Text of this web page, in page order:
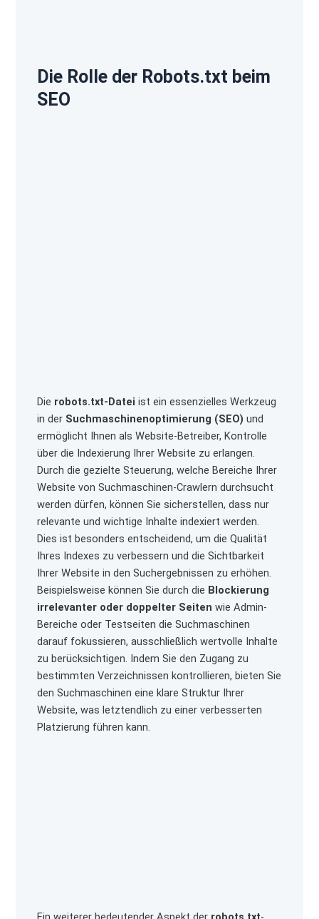
Die Rolle der Robots.txt beim
SEO
Die robots.txt-Datei ist ein essenzielles Werkzeug
in der Suchmaschinenoptimierung (SEO) und
ermöglicht Ihnen als Website-Betreiber, Kontrolle
über die Indexierung Ihrer Website zu erlangen.
Durch die gezielte Steuerung, welche Bereiche Ihrer
Website von Suchmaschinen-Crawlern durchsucht
werden dürfen, können Sie sicherstellen, dass nur
relevante und wichtige Inhalte indexiert werden.
Dies ist besonders entscheidend, um die Qualität
Ihres Indexes zu verbessern und die Sichtbarkeit
Ihrer Website in den Suchergebnissen zu erhöhen.
Beispielsweise können Sie durch die Blockierung
irrelevanter oder doppelter Seiten wie Admin-
Bereiche oder Testseiten die Suchmaschinen
darauf fokussieren, ausschließlich wertvolle Inhalte
zu berücksichtigen. Indem Sie den Zugang zu
bestimmten Verzeichnissen kontrollieren, bieten Sie
den Suchmaschinen eine klare Struktur Ihrer
Website, was letztendlich zu einer verbesserten
Platzierung führen kann.